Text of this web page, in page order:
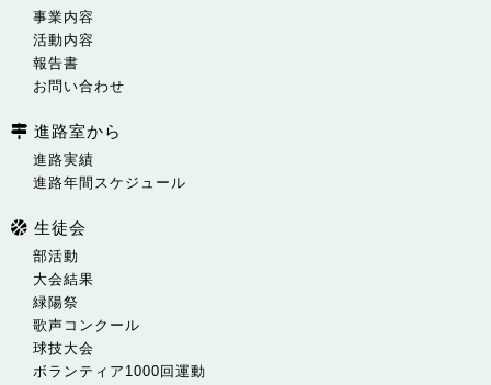
事業内容
活動内容
報告書
お問い合わせ
進路室から
進路実績
進路年間スケジュール
生徒会
部活動
大会結果
緑陽祭
歌声コンクール
球技大会
ボランティア1000回運動